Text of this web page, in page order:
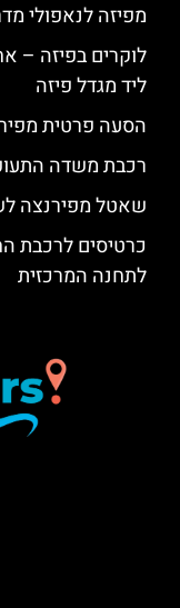
מפיזה לנאפולי
לוקרים בפיזה –
ליד מגדל פיזה
הסעה פרטית
רכבת משדה
שאטל מפירנצה
כרטיסים לרכבת
לתחנה המרכזית